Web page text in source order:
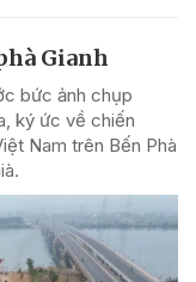
Gianh
bức ảnh chụp
ký ức về chiến
Nam trên Bến Phà